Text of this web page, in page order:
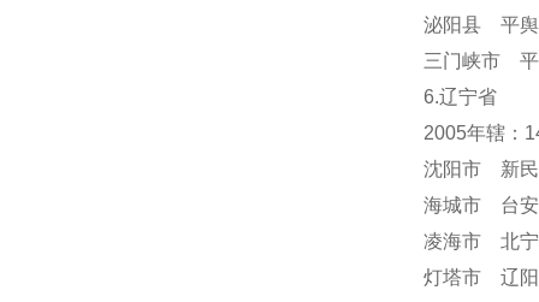
泌阳县 平
三门峡市
6.辽宁省
2005年辖：
沈阳市 新
海城市 台
凌海市 北
灯塔市 辽